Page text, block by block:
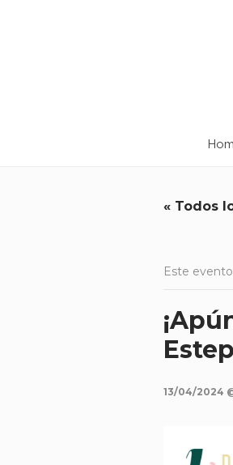
« Todos
Este
13/04/2024